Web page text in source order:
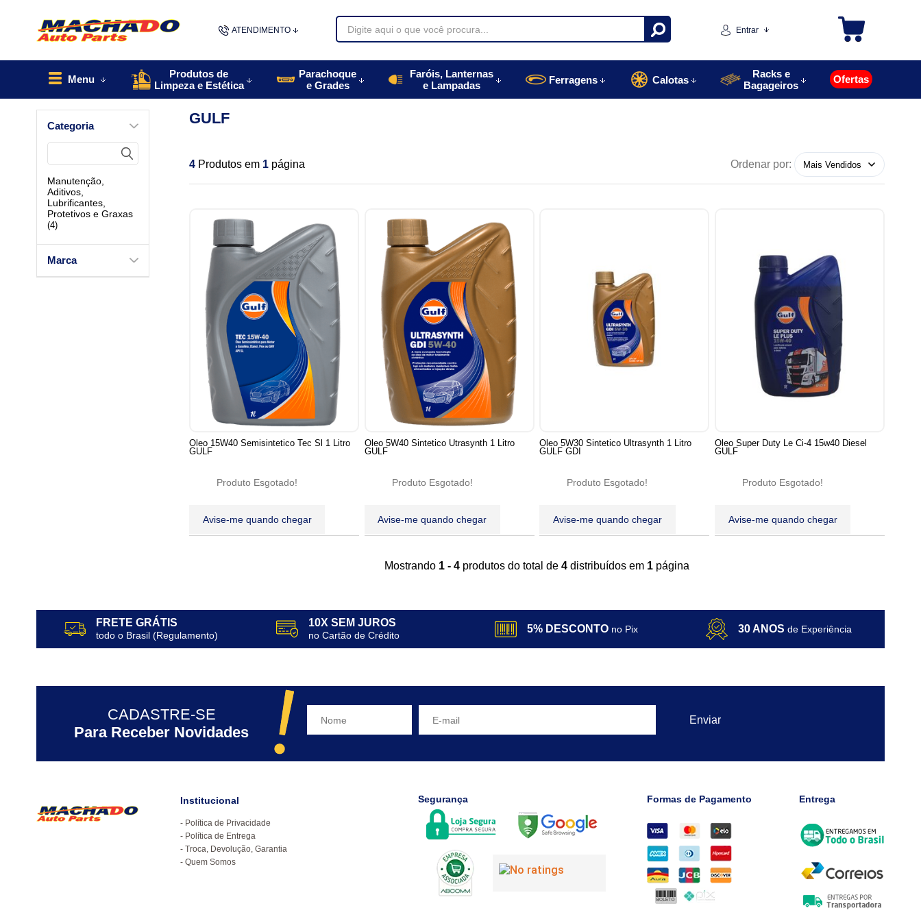
ATENDIMENTO
48996770085
Entrar
Menu
Produtos de
Limpeza e Estética
Parachoque
e Grades
Faróis, Lanternas
e Lampadas
Ferragens Calotas
Racks e
Bagageiros
Ofertas
Categoria
Manutenção,
Aditivos,
Lubrificantes,
Protetivos e Graxas
(4)
Marca
GULF
4 Produtos em 1 página Ordenar por:
Oleo 15W40 Semisintetico Tec Sl 1 Litro
GULF
Produto Esgotado!
Avise-me quando chegar
Oleo 5W40 Sintetico Utrasynth 1 Litro
GULF
Produto Esgotado!
Avise-me quando chegar
Oleo 5W30 Sintetico Ultrasynth 1 Litro
GULF GDI
Produto Esgotado!
Avise-me quando chegar
Oleo Super Duty Le Ci-4 15w40 Diesel
GULF
Produto Esgotado!
Avise-me quando chegar
Mostrando 1 - 4 produtos do total de 4distribuídos em 1página
FRETE GRÁTIS
todo o Brasil (Regulamento)
10X SEM JUROS
no Cartão de Crédito
5% DESCONTO no Pix 30 ANOS de Experiência
CADASTRE-SE
Para Receber Novidades
Institucional
Política de Privacidade
Política de Entrega
Troca, Devolução, Garantia
Quem Somos
Segurança Formas de Pagamento Entrega